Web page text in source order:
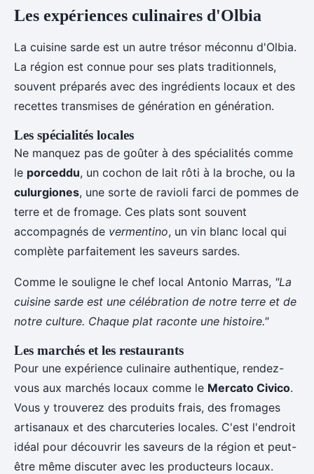
Les expériences culinaires d'Olbia
La cuisine sarde est un autre trésor méconnu d'Olbia.
La région est connue pour ses plats traditionnels,
souvent préparés avec des ingrédients locaux et des
recettes transmises de génération en génération.
Les spécialités locales
Ne manquez pas de goûter à des spécialités comme
le porceddu, un cochon de lait rôti à la broche, ou la
culurgiones, une sorte de ravioli farci de pommes de
terre et de fromage. Ces plats sont souvent
accompagnés de vermentino, un vin blanc local qui
complète parfaitement les saveurs sardes.
Comme le souligne le chef local Antonio Marras, "La
cuisine sarde est une célébration de notre terre et de
notre culture. Chaque plat raconte une histoire."
Les marchés et les restaurants
Pour une expérience culinaire authentique, rendez-
vous aux marchés locaux comme le Mercato Civico.
Vous y trouverez des produits frais, des fromages
artisanaux et des charcuteries locales. C'est l'endroit
idéal pour découvrir les saveurs de la région et peut-
être même discuter avec les producteurs locaux.